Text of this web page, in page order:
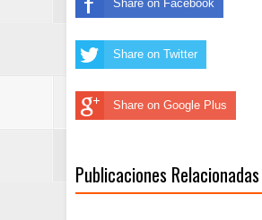
Share on Facebook
Share on Twitter
Share on Google Plus
Publicaciones Relacionadas